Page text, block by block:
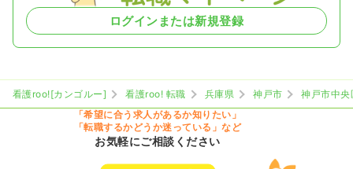
ログインまたは新規登録
看護roo![カンゴルー] 看護roo! 転職 兵庫県 神戸市
神戸市中央
「希望に合う求人があるか知りたい」
「転職するかどうか迷っている」など
お気軽にご相談ください